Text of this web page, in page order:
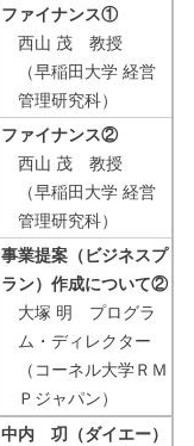
ファイナンス①
西山 茂 教授
（早稲田大学 経営
管理研究科）
ファイナンス②
西山 茂 教授
（早稲田大学 経営
管理研究科）
事業提案（ビジネスプ
ラン）作成について②
大塚 明 プログラ
ム・ディレクター
（コーネル大学ＲＭ
Ｐジャパン）
中内 㓛（ダイエー）